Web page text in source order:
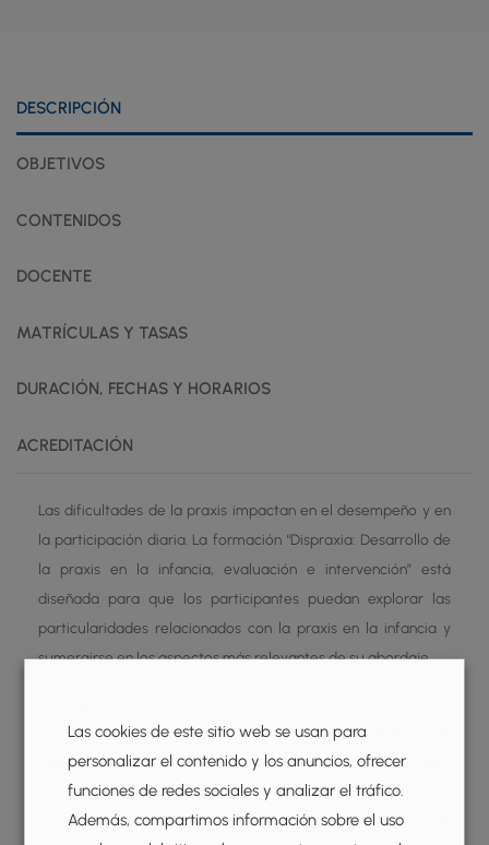
DESCRIPCIÓN
OBJETIVOS
CONTENIDOS
DOCENTE
MATRÍCULAS Y TASAS
DURACIÓN, FECHAS Y HORARIOS
ACREDITACIÓN
Las dificultades de la praxis impactan en el desempeño y en
la participación diaria. La formación “Dispraxia: Desarrollo de
la praxis en la infancia, evaluación e intervención” está
diseñada para que los participantes puedan explorar las
particularidades relacionados con la praxis en la infancia y
sumergirse en los aspectos más relevantes de su abordaje.
praxis en la infancia. A continuación, se aborda el tema de
praxis y dispraxia, el concepto e implicaciones, para dar paso
a aspectos relacionados con el tratamiento. Se describe el
proceso de intervención donde se incluyen la Medida de
Las cookies de este sitio web se usan para
personalizar el contenido y los anuncios, ofrecer
funciones de redes sociales y analizar el tráfico.
Además, compartimos información sobre el uso